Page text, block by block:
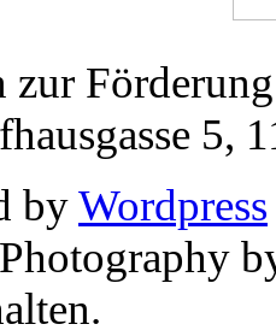
zur
5,
byWordpress